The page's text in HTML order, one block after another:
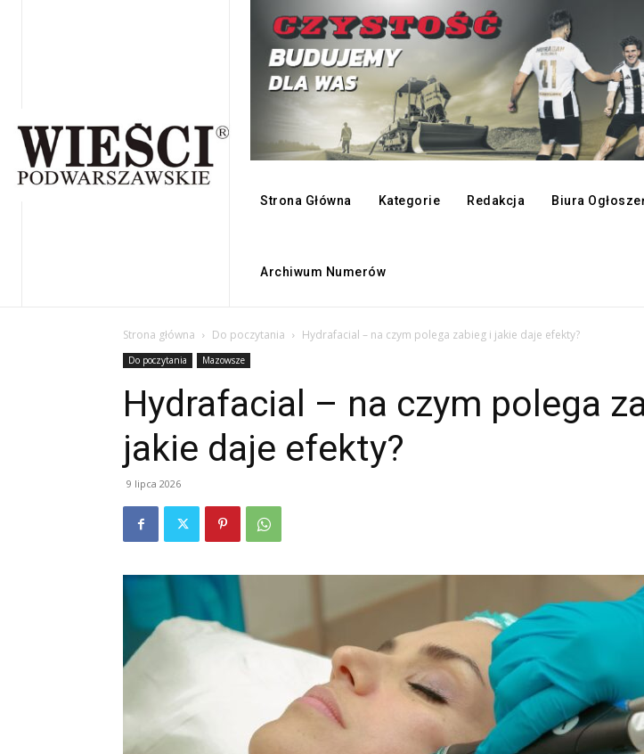
Strona Główna Kategorie Redakcja Biura
Archiwum Numerów
Strona główna Do poczytania Hydrafacial – na czym polega zabieg i jakie daje efekty?
Do poczytania Mazowsze
Hydrafacial – na czym polega
jakie daje efekty?
9 lipca 2026